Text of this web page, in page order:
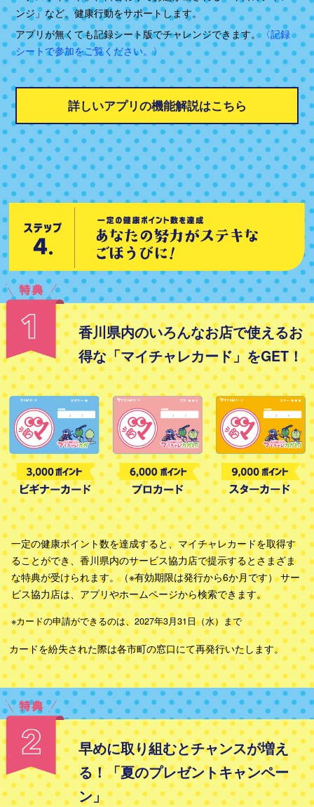
ンジ」など、健康行動をサポートします。
アプリが無くても記録シート版でチャレンジできます。〈記録
シートで参加をご覧ください。〉
詳しいアプリの機能解説はこちら
香川県内のいろんなお店で使えるお
得な「マイチャレカード」をGET！
一定の健康ポイント数を達成すると、マイチャレカードを取得す
ることができ、 香川県内のサービス協力店で提示するとさまざま
な特典が受けられます。（※有効期限は発行から6か月です） サー
ビス協力店は、アプリやホームページから検索できます。
※カードの申請ができるのは、2027年3月31日（水）まで
カードを紛失された際は各市町の窓口にて再発行いたします。
早めに取り組むとチャンスが増え
る！「夏のプレゼントキャンペー
ン」